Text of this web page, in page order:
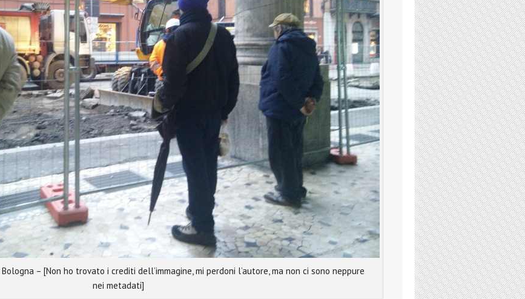
– [Non ho trovato i crediti dell’immagine, mi perdoni l’autore, ma non ci sono neppure
nei metadati]